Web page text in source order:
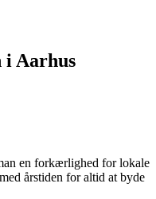
i Aarhus
en forkærlighed for lokale
årstiden for altid at byde